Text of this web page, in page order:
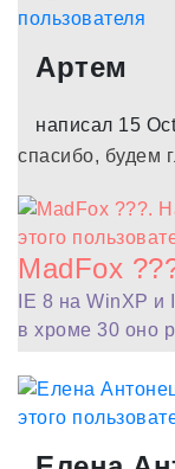
Артем
написал 15
спасибо, будем
MadFox
IE 8 на WinXP
в хроме 30 оно